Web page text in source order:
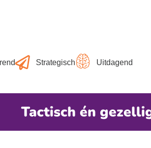
Strategisch Uitdagend
Tactisch én